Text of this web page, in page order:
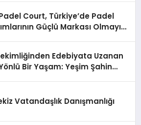
Court, Türkiye’de Padel
Güçlü Markası Olmayı
Edebiyata Uzanan
Bir Yaşam: Yeşim Şahin
Vatandaşlık Danışmanlığı